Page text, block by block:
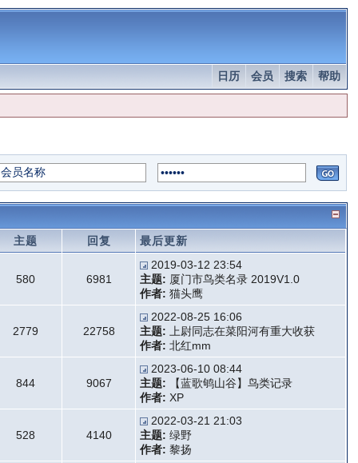
帮助
搜索
会员
日历
主题 回复 最后更新
580 6981
2019-03-12 23:54
主题: 厦门市鸟类名录 2019V1.0
作者: 猫头鹰
2779 22758
2022-08-25 16:06
主题:
上尉同志在菜阳河有重大收获
作者: 北红mm
844 9067
2023-06-10 08:44
主题:
【蓝歌鸲山谷】鸟类记录
作者: XP
528 4140
2022-03-21 21:03
主题: 绿野
作者: 黎扬